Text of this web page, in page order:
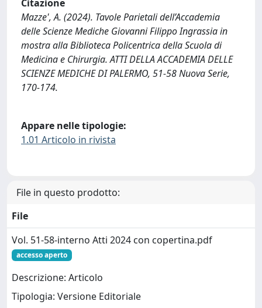
Citazione
Mazze', A. (2024). Tavole Parietali dell’Accademia
delle Scienze Mediche Giovanni Filippo Ingrassia in
mostra alla Biblioteca Policentrica della Scuola di
Medicina e Chirurgia. ATTI DELLA ACCADEMIA DELLE
SCIENZE MEDICHE DI PALERMO, 51-58 Nuova Serie,
170-174.
Appare nelle tipologie:
1.01 Articolo in rivista
File in questo prodotto:
File
Vol. 51-58-interno Atti 2024 con copertina.pdf
accesso aperto
Descrizione: Articolo
Tipologia: Versione Editoriale